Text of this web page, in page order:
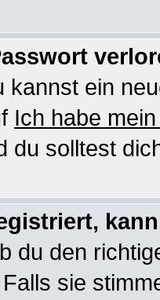
kannst ein
Ich habe
du solltest
du den
sie